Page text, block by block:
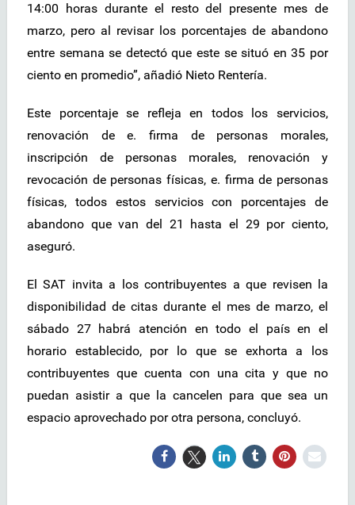
14:00 horas durante el resto del presente mes de
marzo, pero al revisar los porcentajes de abandono
entre semana se detectó que este se situó en 35 por
ciento en promedio”, añadió Nieto Rentería.
Este porcentaje se refleja en todos los servicios,
renovación de e. firma de personas morales,
inscripción de personas morales, renovación y
revocación de personas físicas, e. firma de personas
físicas, todos estos servicios con porcentajes de
abandono que van del 21 hasta el 29 por ciento,
aseguró.
El SAT invita a los contribuyentes a que revisen la
disponibilidad de citas durante el mes de marzo, el
sábado 27 habrá atención en todo el país en el
horario establecido, por lo que se exhorta a los
contribuyentes que cuenta con una cita y que no
puedan asistir a que la cancelen para que sea un
espacio aprovechado por otra persona, concluyó.